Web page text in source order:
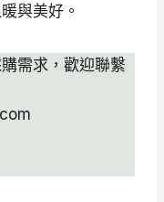
與美好。
需求，歡迎聯繫